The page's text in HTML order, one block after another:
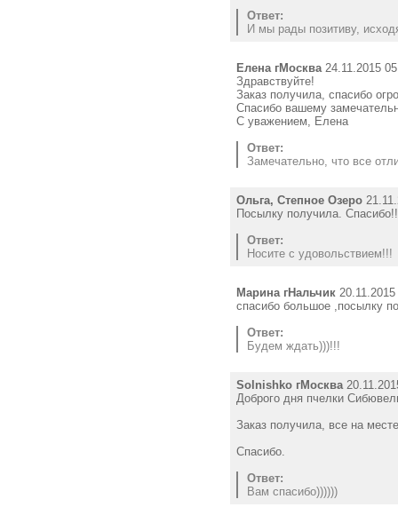
Ответ:
И мы рады позитиву,
Елена гМосква24.11.2015
Здравствуйте!
Заказ получила, спасибо
Спасибо вашему
С уважением, Елена
Ответ:
Замечательно, что все
Ольга, Степное Озеро
Посылку получила.
Ответ:
Носите с удовольствием!!!
Марина гНальчик
спасибо большое ,посылку
Ответ:
Будем ждать)))!!!
Solnishko гМосква
Доброго дня пчелки
Заказ получила, все на
Спасибо.
Ответ:
Вам спасибо))))))